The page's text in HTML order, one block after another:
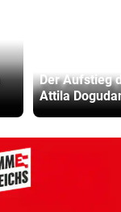
Der Aufstieg
Attila